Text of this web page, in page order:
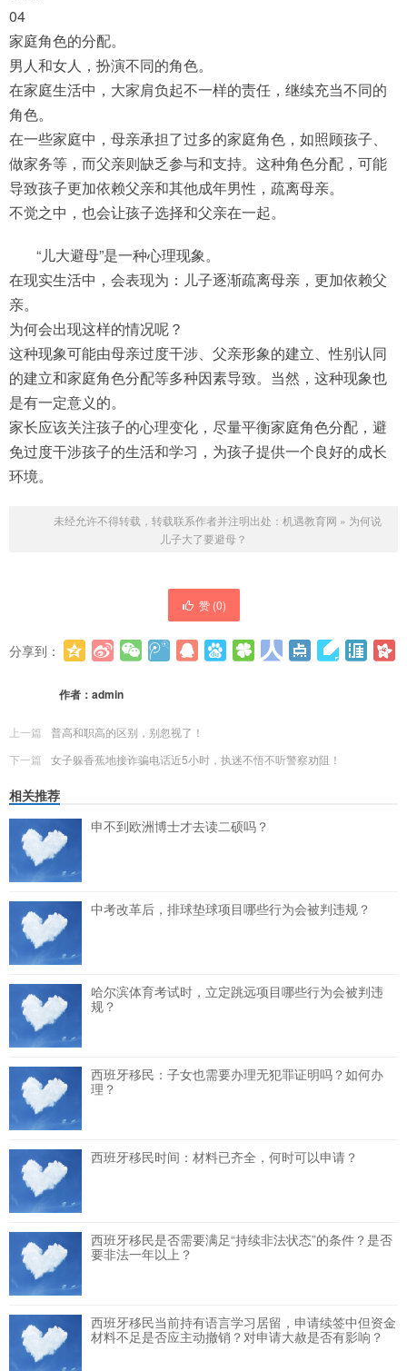
04
家庭角色的分配。
男人和女人，扮演不同的角色。
在家庭生活中，大家肩负起不一样的责任，继续充当不同的
角色。
在一些家庭中，母亲承担了过多的家庭角色，如照顾孩子、
做家务等，而父亲则缺乏参与和支持。这种角色分配，可能
导致孩子更加依赖父亲和其他成年男性，疏离母亲。
不觉之中，也会让孩子选择和父亲在一起。
“儿大避母”是一种心理现象。
在现实生活中，会表现为：儿子逐渐疏离母亲，更加依赖父
亲。
为何会出现这样的情况呢？
这种现象可能由母亲过度干涉、父亲形象的建立、性别认同
的建立和家庭角色分配等多种因素导致。当然，这种现象也
是有一定意义的。
家长应该关注孩子的心理变化，尽量平衡家庭角色分配，避
免过度干涉孩子的生活和学习，为孩子提供一个良好的成长
环境。
未经允许不得转载，转载联系作者并注明出处： 机遇教育网 » 为何说
儿子大了要避母？
赞 (0)
分享到：
作者： admin
上一篇
普高和职高的区别，别忽视了！
下一篇
女子躲香蕉地接诈骗电话近5小时，执迷不悟不听警察劝阻！
相关推荐
申不到欧洲博士才去读二硕吗？
中考改革后，排球垫球项目哪些行为会被判违规？
哈尔滨体育考试时，立定跳远项目哪些行为会被判违
规？
西班牙移民：子女也需要办理无犯罪证明吗？如何办
理？
西班牙移民时间：材料已齐全，何时可以申请？
西班牙移民是否需要满足“持续非法状态”的条件？是否
要非法一年以上？
西班牙移民当前持有语言学习居留，申请续签中但资金
材料不足是否应主动撤销？对申请大赦是否有影响？